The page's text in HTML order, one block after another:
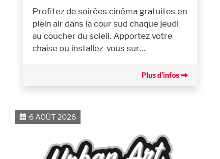
Profitez de soirées cinéma gratuites en
plein air dans la cour sud chaque jeudi
au coucher du soleil. Apportez votre
chaise ou installez-vous sur…
Plus d’infos
6 AOÛT 2026